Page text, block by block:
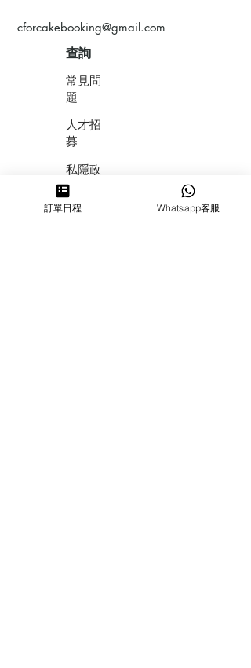
cforcakebooking@gmail.com
查詢
常見問
題
人才招
募
私隱政
策
​積分計
訂單日程 Whatsapp客服